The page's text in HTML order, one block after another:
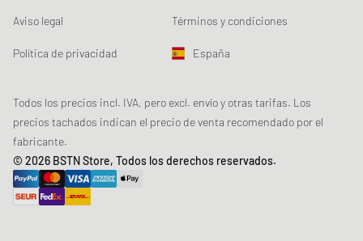
Loyalty Program
Seguridad del producto
Registro para el boletín de noticias
Rastreo de los datos
Chronicles
Sustainability
Descuento estudiante: Studentbeans
Descuento estudiante: EDiU
Aviso legal Términos y condiciones
Política de privacidad España
Todos los precios incl. IVA, pero excl. envío y otras tarifas. Los
precios tachados indican el precio de venta recomendado por el
fabricante.
© 2026 BSTN Store, Todos los derechos reservados.